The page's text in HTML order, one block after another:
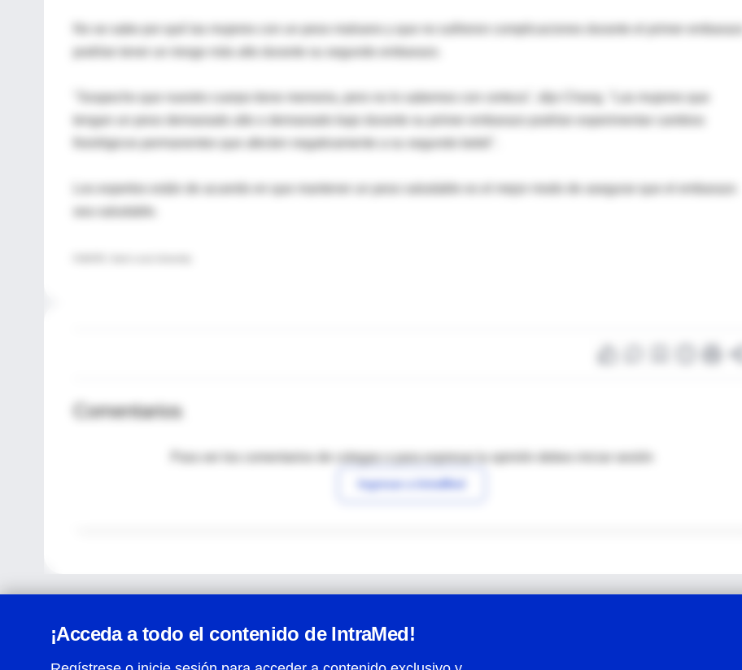
podrían tener un riesgo más alto durante su segundo embarazo.
tengan un peso demasiado alto o demasiado bajo durante su primer embarazo podrían experimentar cambios
fisiológicos permanentes que afecten negativamente a su segundo bebé".
Los expertos están de acuerdo en que mantener un peso saludable es el mejor modo de asegurar que el embarazo
Comentarios
Para ver los comentarios de colegas o para expresar tu opinión debes iniciar sesión
Ingresar a IntraMed
¡Acceda a todo el contenido de IntraMed!